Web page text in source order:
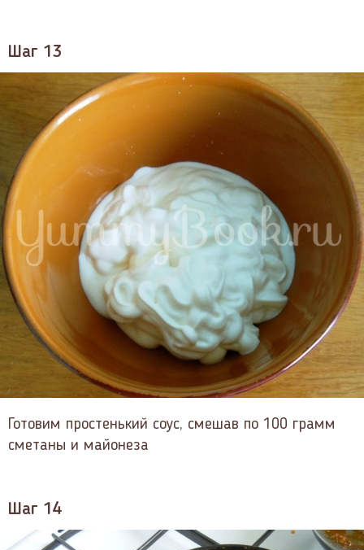
Шаг 13
Готовим простенький соус, смешав по 100 грамм
сметаны и майонеза
Шаг 14